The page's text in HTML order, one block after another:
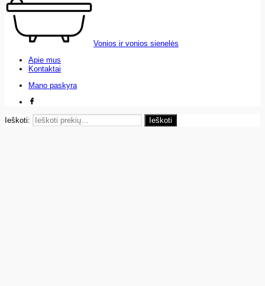
Vonios ir vonios sienelės
Apie mus
Kontaktai
Mano paskyra
Ieškoti: Ieškoti